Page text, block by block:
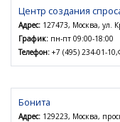
Центр создания
Адрес: 127473, Москва, ул.
График: пн-пт 09:00-18:00
Телефон: +7 (495) 234-01-
Бонита
Адрес: 129223, Москва,